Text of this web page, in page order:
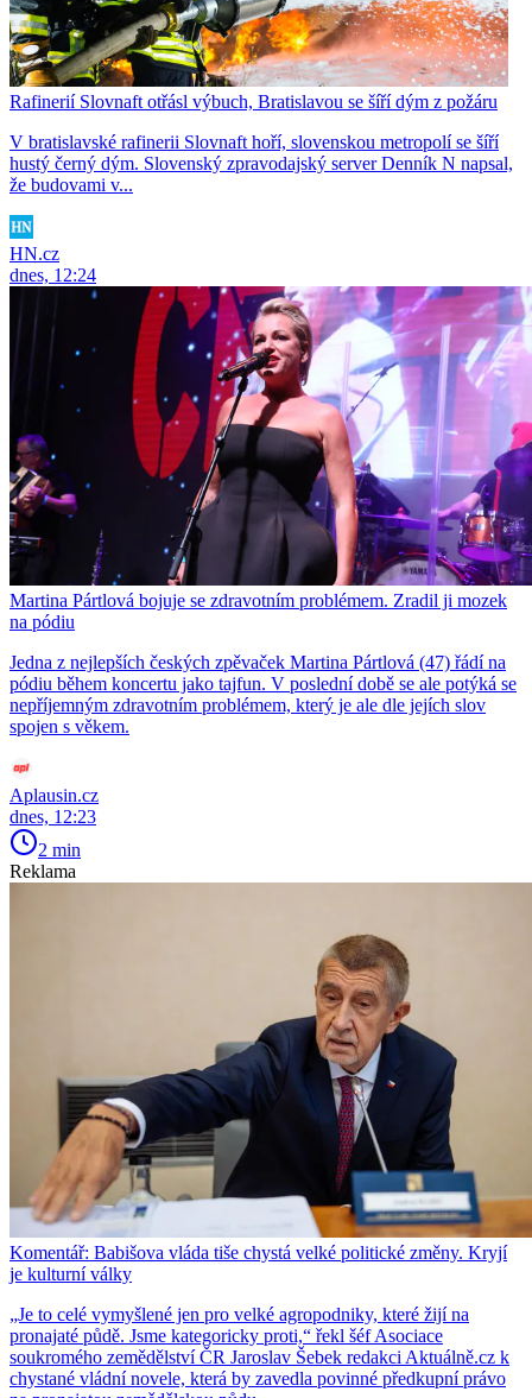
Rafinerií Slovnaft otřásl výbuch, Bratislavou se šíří dým z požáru
V bratislavské rafinerii Slovnaft hoří, slovenskou metropolí se šíří
hustý černý dým. Slovenský zpravodajský server Denník N napsal,
že budovami v...
HN.cz
dnes, 12:24
Martina Pártlová bojuje se zdravotním problémem. Zradil ji mozek
na pódiu
Jedna z nejlepších českých zpěvaček Martina Pártlová (47) řádí na
pódiu během koncertu jako tajfun. V poslední době se ale potýká se
nepříjemným zdravotním problémem, který je ale dle jejích slov
spojen s věkem.
Aplausin.cz
dnes, 12:23
2 min
Reklama
Komentář: Babišova vláda tiše chystá velké politické změny. Kryjí
je kulturní války
„Je to celé vymyšlené jen pro velké agropodniky, které žijí na
pronajaté půdě. Jsme kategoricky proti,“ řekl šéf Asociace
soukromého zemědělství ČR Jaroslav Šebek redakci Aktuálně.cz k
chystané vládní novele, která by zavedla povinné předkupní právo